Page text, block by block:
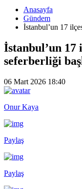
Anasayfa
Gündem
İstanbul’un 17
İstanbul’un 17
seferberliği
06 Mart 2026 18:40
Onur Kaya
Paylaş
Paylaş